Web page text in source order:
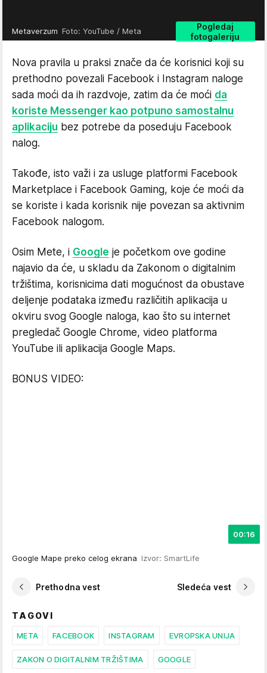
Pogledaj
fotogaleriju
Metaverzum Foto: YouTube / Meta
Nova pravila u praksi znače da će korisnici koji su
prethodno povezali Facebook i Instagram naloge
sada moći da ih razdvoje, zatim da će moći da
koriste Messenger kao potpuno samostalnu
aplikaciju bez potrebe da poseduju Facebook
nalog.
Takođe, isto važi i za usluge platformi Facebook
Marketplace i Facebook Gaming, koje će moći da
se koriste i kada korisnik nije povezan sa aktivnim
Facebook nalogom.
Osim Mete, i Google je početkom ove godine
najavio da će, u skladu da Zakonom o digitalnim
tržištima, korisnicima dati mogućnost da obustave
deljenje podataka između različitih aplikacija u
okviru svog Google naloga, kao što su internet
pregledač Google Chrome, video platforma
YouTube ili aplikacija Google Maps.
BONUS VIDEO:
00:16
Google Mape preko celog ekrana Izvor: SmartLife
Prethodna vest Sledeća vest
TAGOVI
META FACEBOOK INSTAGRAM EVROPSKA UNIJA
ZAKON O DIGITALNIM TRŽIŠTIMA GOOGLE